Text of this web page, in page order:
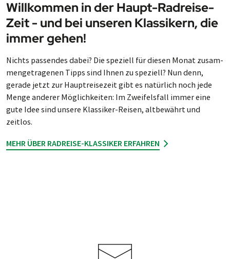
Willkommen in der Haupt-Rad­reise-
Zeit - und bei unse­ren Klas­sik­ern, die
im­mer gehen!
Nichts passen­des da­bei? Die spe­ziell für die­sen Mo­nat zu­sam­
men­ge­tra­ge­nen Tipps sind Ihnen zu spe­ziell? Nun denn,
gera­de jetzt zur Haupt­reise­zeit gibt es na­tür­lich noch jede
Menge ande­rer Mög­lich­kei­ten: Im Zwei­fels­fall im­mer eine
gute Idee sind unsere Klas­si­ker-Rei­sen, alt­be­währt und
zeitlos.
MEHR ÜBER RADREISE-KLASSIKER ERFAHREN